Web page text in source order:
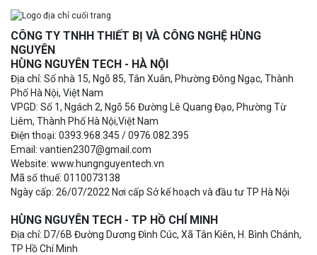
CÔNG TY TNHH THIẾT BỊ VÀ CÔNG NGHỆ HÙNG
NGUYÊN
HÙNG NGUYÊN TECH - HÀ NỘI
Địa chỉ: Số nhà 15, Ngõ 85, Tân Xuân, Phường Đông Ngạc, Thành
Phố Hà Nội, Việt Nam
VPGD: Số 1, Ngách 2, Ngõ 56 Đường Lê Quang Đạo, Phường Từ
Liêm, Thành Phố Hà Nội,Việt Nam
Điện thoại: 0393.968.345 / 0976.082.395
Email: vantien2307@gmail.com
Website: www.hungnguyentech.vn
Mã số thuế: 0110073138
Ngày cấp: 26/07/2022 Nơi cấp Sở kế hoạch và đầu tư TP Hà Nội
HÙNG NGUYÊN TECH - TP HỒ CHÍ MINH
Địa chỉ: D7/6B Đường Dương Đình Cúc, Xã Tân Kiên, H. Bình Chánh,
TP Hồ Chí Minh